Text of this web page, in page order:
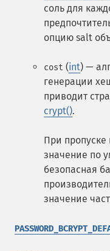
соль для
опцию salt
cost (int) —
генерации
приводит
crypt().
При
значение по
безопасная
значение